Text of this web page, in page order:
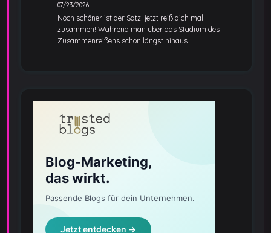
07/23/2026
Noch schöner ist der Satz: jetzt reiß dich mal
zusammen! Während man über das Stadium des
Zusammenreißens schon längst hinaus…